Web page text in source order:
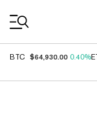
BTC $64,930.00 0.40%